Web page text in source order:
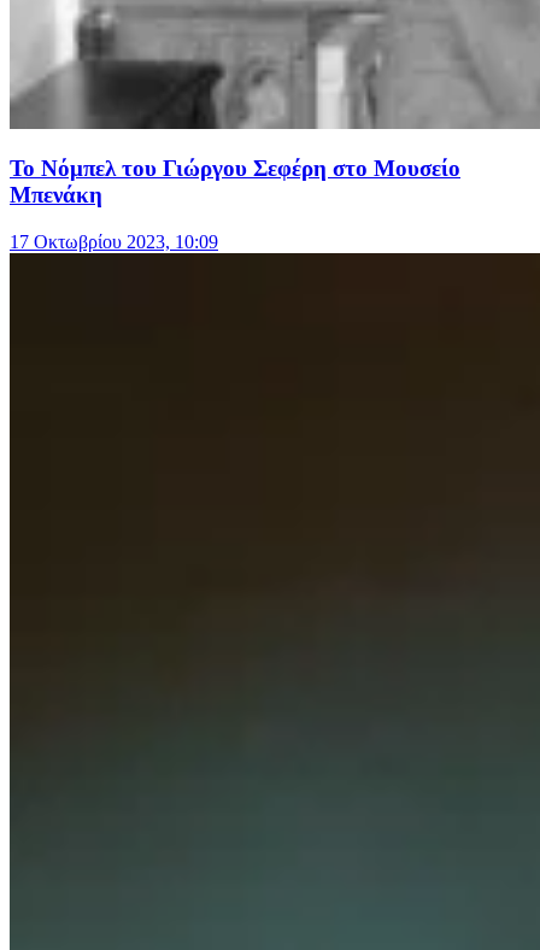
Το Νόμπελ του Γιώργου Σεφέρη στο Μουσείο
Μπενάκη
17 Οκτωβρίου 2023, 10:09